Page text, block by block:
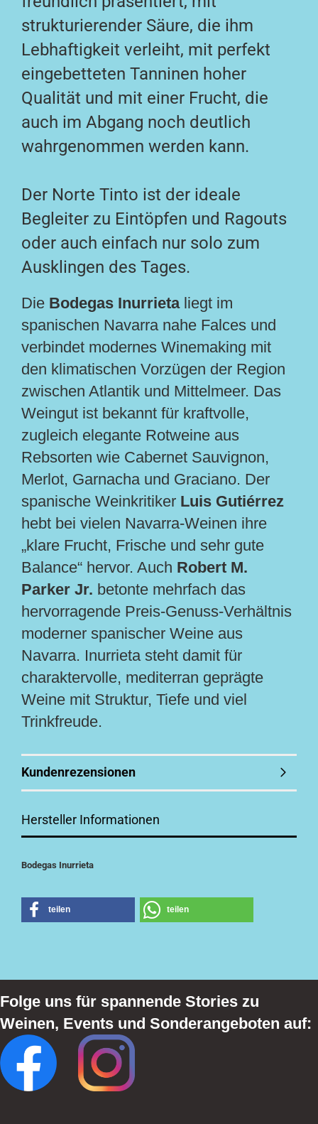
strukturierender Säure, die ihm
Lebhaftigkeit verleiht, mit perfekt
eingebetteten Tanninen hoher
Qualität und mit einer Frucht, die
auch im Abgang noch deutlich
wahrgenommen werden kann.
Der Norte Tinto ist der ideale
Begleiter zu Eintöpfen und Ragouts
oder auch einfach nur solo zum
Ausklingen des Tages.
Die Bodegas Inurrietaliegt im
spanischen Navarra nahe Falces und
verbindet modernes Winemaking mit
den klimatischen Vorzügen der Region
zwischen Atlantik und Mittelmeer. Das
Weingut ist bekannt für kraftvolle,
zugleich elegante Rotweine aus
Rebsorten wie Cabernet Sauvignon,
Merlot, Garnacha und Graciano. Der
spanische Weinkritiker Luis Gutiérrez
hebt bei vielen Navarra-Weinen ihre
„klare Frucht, Frische und sehr gute
Balance“ hervor. Auch Robert M.
Parker Jr. betonte mehrfach das
hervorragende Preis-Genuss-Verhältnis
moderner spanischer Weine aus
Navarra. Inurrieta steht damit für
charaktervolle, mediterran geprägte
Weine mit Struktur, Tiefe und viel
Trinkfreude.
Kundenrezensionen
Hersteller Informationen
Bodegas Inurrieta
teilen teilen
Folge uns für spannende Stories zu
Weinen, Events und Sonderangeboten auf: